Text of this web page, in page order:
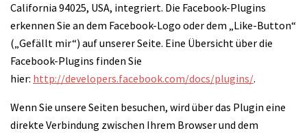
California 94025, USA, integriert. Die Facebook-Plugins
erkennen Sie an dem Facebook-Logo oder dem „Like-Button“
(„Gefällt mir“) auf unserer Seite. Eine Übersicht über die
Facebook-Plugins finden Sie
hier: http://developers.facebook.com/docs/plugins/.
Wenn Sie unsere Seiten besuchen, wird über das Plugin eine
direkte Verbindung zwischen Ihrem Browser und dem